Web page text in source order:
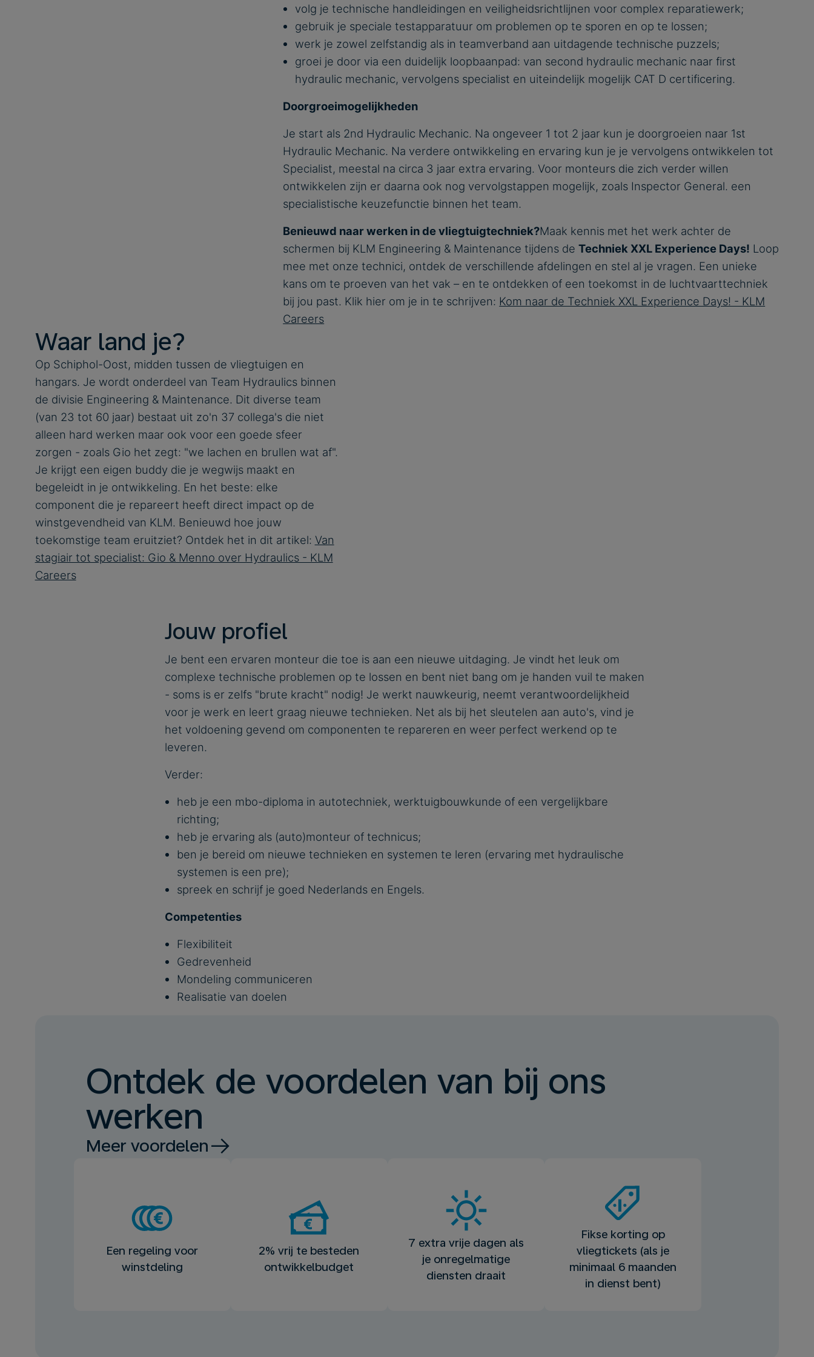
volg je technische handleidingen en veiligheidsrichtlijnen voor complex reparatiewerk;
gebruik je speciale testapparatuur om problemen op te sporen en op te lossen;
werk je zowel zelfstandig als in teamverband aan uitdagende technische puzzels;
groei je door via een duidelijk loopbaanpad: van second hydraulic mechanic naar first
hydraulic mechanic, vervolgens specialist en uiteindelijk mogelijk CAT D certificering.
Doorgroeimogelijkheden
Je start als 2nd Hydraulic Mechanic. Na ongeveer 1 tot 2 jaar kun je doorgroeien naar 1st
Hydraulic Mechanic. Na verdere ontwikkeling en ervaring kun je je vervolgens ontwikkelen tot
Specialist, meestal na circa 3 jaar extra ervaring. Voor monteurs die zich verder willen
ontwikkelen zijn er daarna ook nog vervolgstappen mogelijk, zoals Inspector General. een
specialistische keuzefunctie binnen het team.
Benieuwd naar werken in de vliegtuigtechniek?Maak kennis met het werk achter de
schermen bij KLM Engineering & Maintenance tijdens deTechniek XXL Experience Days! Loop
mee met onze technici, ontdek de verschillende afdelingen en stel al je vragen. Een unieke
kans om te proeven van het vak – en te ontdekken of een toekomst in de luchtvaarttechniek
bij jou past. Klik hier om je in te schrijven: Kom naar de Techniek XXL Experience Days! - KLM
Careers
Waar land je?
Op Schiphol-Oost, midden tussen de vliegtuigen en
hangars. Je wordt onderdeel van Team Hydraulics binnen
de divisie Engineering & Maintenance. Dit diverse team
(van 23 tot 60 jaar) bestaat uit zo'n 37 collega's die niet
alleen hard werken maar ook voor een goede sfeer
zorgen - zoals Gio het zegt: "we lachen en brullen wat af".
Je krijgt een eigen buddy die je wegwijs maakt en
begeleidt in je ontwikkeling. En het beste: elke
component die je repareert heeft direct impact op de
winstgevendheid van KLM. Benieuwd hoe jouw
toekomstige team eruitziet? Ontdek het in dit artikel: Van
stagiair tot specialist: Gio & Menno over Hydraulics - KLM
Careers
Jouw profiel
Je bent een ervaren monteur die toe is aan een nieuwe uitdaging. Je vindt het leuk om
complexe technische problemen op te lossen en bent niet bang om je handen vuil te maken
- soms is er zelfs "brute kracht" nodig! Je werkt nauwkeurig, neemt verantwoordelijkheid
voor je werk en leert graag nieuwe technieken. Net als bij het sleutelen aan auto's, vind je
het voldoening gevend om componenten te repareren en weer perfect werkend op te
leveren.
Verder:
heb je een mbo-diploma in autotechniek, werktuigbouwkunde of een vergelijkbare
richting;
heb je ervaring als (auto)monteur of technicus;
ben je bereid om nieuwe technieken en systemen te leren (ervaring met hydraulische
systemen is een pre);
spreek en schrijf je goed Nederlands en Engels.
Competenties
Flexibiliteit
Gedrevenheid
Mondeling communiceren
Realisatie van doelen
Ontdek de voordelen van bij ons
werken
Meer voordelen
Een regeling voor
winstdeling
2% vrij te besteden
ontwikkelbudget
7 extra vrije dagen als
je onregelmatige
diensten draait
Fikse korting op
vliegtickets (als je
minimaal 6 maanden
in dienst bent)
Wijzig cookie-instellingen
Lees KLM's cookiebeleid